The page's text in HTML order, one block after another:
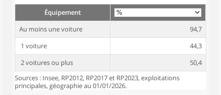
Équipement
Au moins une voiture
94,7
1 voiture
44,3
2 voitures ou plus
50,4
Sources : Insee, RP2012, RP2017 et RP2023, exploitations
principales, géographie au 01/01/2026.